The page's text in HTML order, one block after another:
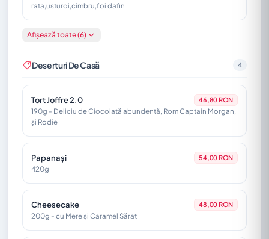
rata,usturoi,cimbru,foi dafin
Smashed Burger 260g
murati,cartofi,salata coleslaw,sos
Gulas De Cerb 82,80 RON
bacon,ciuperci,vin rosu,sos demi-glace
Afișează toate (6)
Deserturi De Casă 4
Tort Joffre 2.0 46,80 RON
190g - Deliciu de Ciocolată abundentă, Rom Captain Morgan,
și Rodie
Papanași 54,00 RON
420g
Cheesecake 48,00 RON
200g - cu Mere și Caramel Sărat